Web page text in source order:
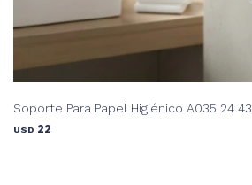
Soporte Para Papel Higiénico A035 24 43
USD 22